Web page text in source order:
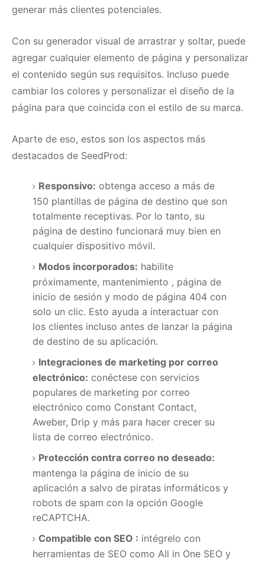
generar más clientes potenciales.
Con su generador visual de arrastrar y soltar, puede
agregar cualquier elemento de página y personalizar
el contenido según sus requisitos. Incluso puede
cambiar los colores y personalizar el diseño de la
página para que coincida con el estilo de su marca.
Aparte de eso, estos son los aspectos más
destacados de SeedProd:
Responsivo: obtenga acceso a más de
150 plantillas de página de destino que son
totalmente receptivas. Por lo tanto, su
página de destino funcionará muy bien en
cualquier dispositivo móvil.
Modos incorporados: habilite
próximamente, mantenimiento , página de
inicio de sesión y modo de página 404 con
solo un clic. Esto ayuda a interactuar con
los clientes incluso antes de lanzar la página
de destino de su aplicación.
Integraciones de marketing por correo
electrónico: conéctese con servicios
populares de marketing por correo
electrónico como Constant Contact,
Aweber, Drip y más para hacer crecer su
lista de correo electrónico.
Protección contra correo no deseado:
mantenga la página de inicio de su
aplicación a salvo de piratas informáticos y
robots de spam con la opción Google
reCAPTCHA.
Compatible con SEO : intégrelo con
herramientas de SEO como All in One SEO y